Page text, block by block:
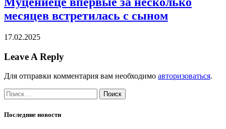
месяцев встретилась с сыном
17.02.2025
Leave A Reply
Для отправки комментария вам необходимо авторизоваться.
Найти:
Последние новости